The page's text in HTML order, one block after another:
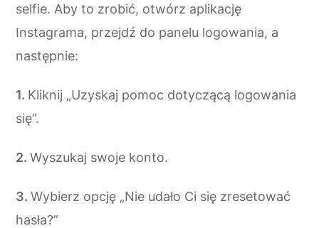
selfie. Aby to zrobić, otwórz aplikację
Instagrama, przejdź do panelu logowania, a
następnie:
Kliknij „Uzyskaj pomoc dotyczącą logowania
się”.
Wyszukaj swoje konto.
Wybierz opcję „Nie udało Ci się zresetować
hasła?”